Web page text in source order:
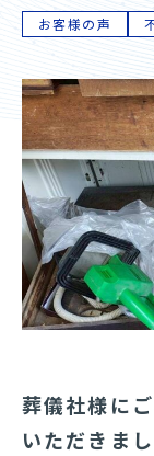
サービス
特殊清掃
遺品整理
生前整理
ゴミ屋敷の片
空き家清掃・
除菌・消臭・災
選ばれる理由
作業実績
会社情報
会社情報
代表挨拶
スタッフ紹介
よくあるご質
公式ブログ
お客様の声
葬儀社様に
いただきまし